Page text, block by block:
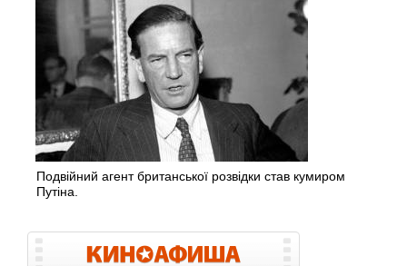
Подвійний агент британської розвідки став кумиром
Путіна.